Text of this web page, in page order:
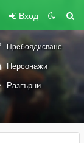
Вход
Пребоядисване
Персонажи
Разгърни